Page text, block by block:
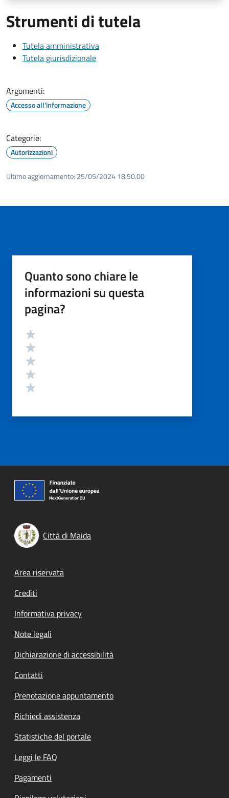
Strumenti di tutela
Tutela amministrativa
Tutela giurisdizionale
Argomenti:
Accesso all'informazione
Categorie:
Autorizzazioni
Ultimo aggiornamento: 25/05/2024 18:50.00
Quanto sono chiare le
informazioni su questa
pagina?
Valutazione
Città di Maida
Footer menu
Area riservata
Crediti
Informativa privacy
Note legali
Dichiarazione di accessibilità
Contatti
Prenotazione appuntamento
Richiedi assistenza
Statistiche del portale
Leggi le FAQ
Pagamenti